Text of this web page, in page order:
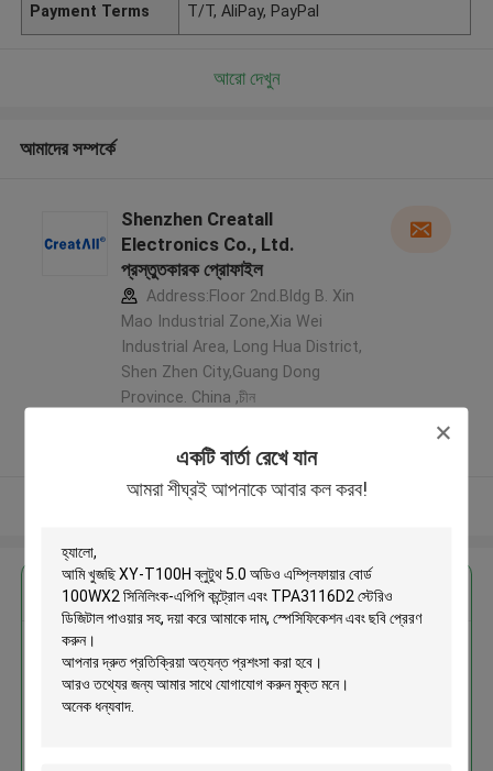
একটি বার্তা রেখে যান
আমরা শীঘ্রই আপনাকে আবার কল করব!
Payment Terms T/T, AliPay, PayPal
আরো দেখুন
আমাদের সম্পর্কে
Shenzhen Creatall
Electronics Co., Ltd.
প্রস্তুতকারক প্রোফাইল
Address:Floor 2nd.Bldg B. Xin
Mao Industrial Zone,Xia Wei
Industrial Area, Long Hua District,
Shen Zhen City,Guang Dong
Province. China ,চীন
যাচাইকৃত সরবরাহকারী
এর সেরা মূল্য পান
XY-T100H ব্লুটুথ 5.0 অডিও এম্প্লিফায়ার
বোর্ড 100WX2 সিনিলিংক-এপিপি কন্ট্রোল